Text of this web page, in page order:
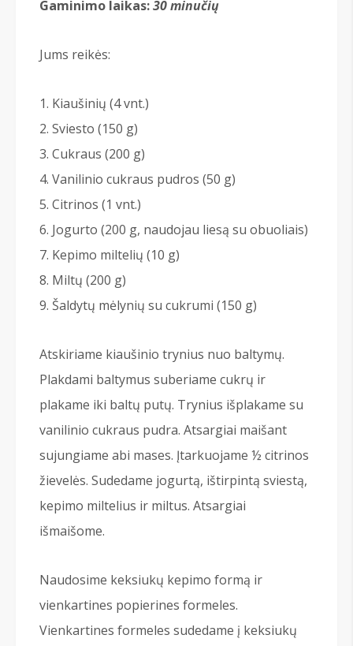
Gaminimo laikas:30 minučių
Jums reikės:
Kiaušinių (4 vnt.)
Sviesto (150 g)
Cukraus (200 g)
Vanilinio cukraus pudros (50 g)
Citrinos (1 vnt.)
Jogurto (200 g, naudojau liesą su obuoliais)
Kepimo miltelių (10 g)
Miltų (200 g)
Šaldytų mėlynių su cukrumi (150 g)
Atskiriame kiaušinio trynius nuo baltymų.
Plakdami baltymus suberiame cukrų ir
plakame iki baltų putų. Trynius išplakame su
vanilinio cukraus pudra. Atsargiai maišant
sujungiame abi mases. Įtarkuojame ½ citrinos
žievelės. Sudedame jogurtą, ištirpintą sviestą,
kepimo miltelius ir miltus. Atsargiai
išmaišome.
Naudosime keksiukų kepimo formą ir
vienkartines popierines formeles.
Vienkartines formeles sudedame į keksiukų